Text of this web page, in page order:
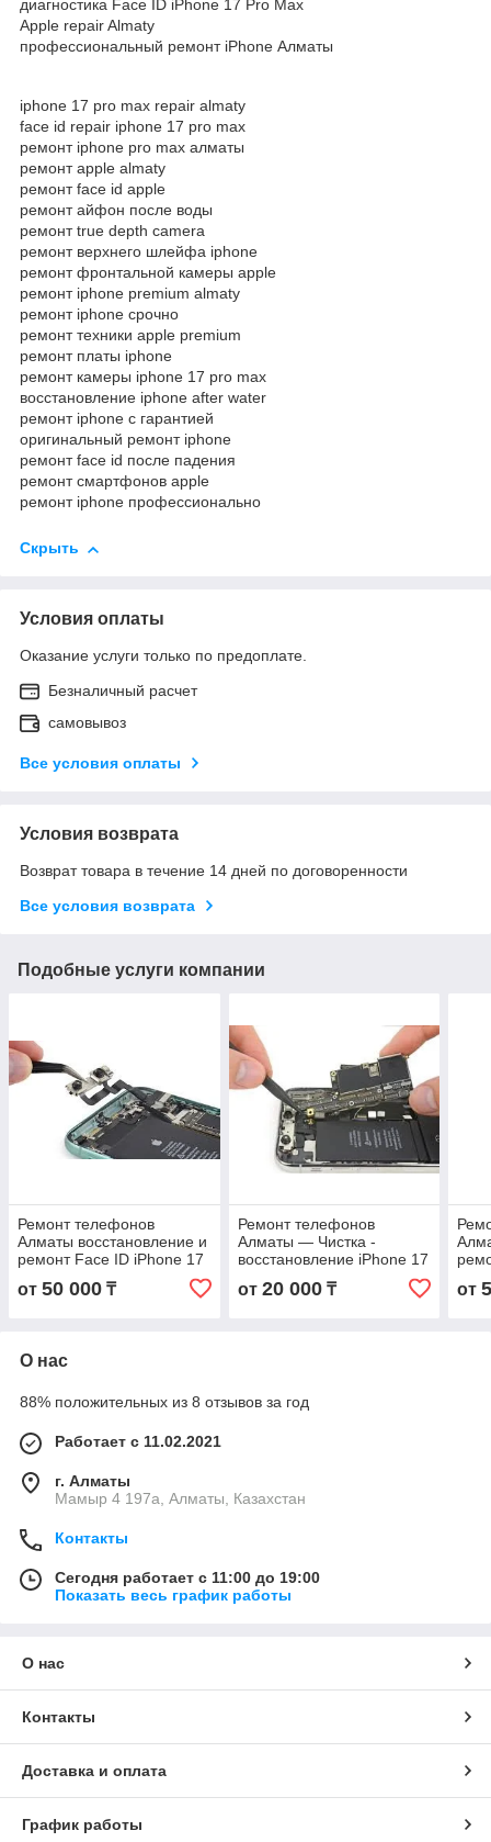
диагностика Face ID iPhone 17 Pro Max
Apple repair Almaty
профессиональный ремонт iPhone Алматы
iphone 17 pro max repair almaty
face id repair iphone 17 pro max
ремонт iphone pro max алматы
ремонт apple almaty
ремонт face id apple
ремонт айфон после воды
ремонт true depth camera
ремонт верхнего шлейфа iphone
ремонт фронтальной камеры apple
ремонт iphone premium almaty
ремонт iphone срочно
ремонт техники apple premium
ремонт платы iphone
ремонт камеры iphone 17 pro max
восстановление iphone after water
ремонт iphone с гарантией
оригинальный ремонт iphone
ремонт face id после падения
ремонт смартфонов apple
ремонт iphone профессионально
Скрыть
Условия оплаты
Оказание услуги только по предоплате.
Безналичный расчет
самовывоз
Все условия оплаты
Условия возврата
Возврат товара в течение 14 дней по договоренности
Все условия возврата
Подобные услуги компании
Ремонт телефонов
Алматы восстановление и
ремонт Face ID iPhone 17
Pro в Алматы с гарантией
от 50 000 ₸
Ремонт телефонов
Алматы — Чистка -
восстановление iPhone 17
Pro Max от после воды в
Алматы с гарантией
от 20 000₸ от
О нас
88% положительных из 8 отзывов за год
Работает с 11.02.2021
г. Алматы
Мамыр 4 197а, Алматы, Казахстан
Контакты
Сегодня работает с 11:00 до 19:00
Показать весь график работы
О нас
Контакты
Доставка и оплата
График работы